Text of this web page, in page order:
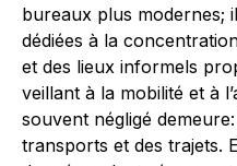
bureaux plus modernes;
dédiées à la
et des lieux informels
veillant à la mobilité et à
souvent négligé
transports et des trajets.